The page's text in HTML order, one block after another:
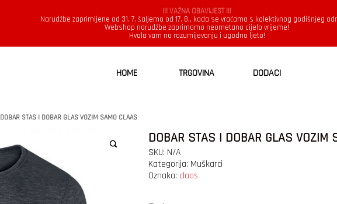
!!! VAŽNA OBAVIJEST !!!
Narudžbe zaprimljene od 31. 7. šaljemo od 17. 8., kada se vraćamo s kolektivnog godišnjeg
Webshop narudžbe zaprimamo neometano cijelo vrijeme!
Hvala vam na razumijevanju i ugodno ljeto!
HOME TRGOVINA DODACI
DOBAR STAS I DOBAR GLAS VOZIM SAMO CLAAS
DOBAR STAS I DOBAR GLAS VOZIM
SKU: N/A
Kategorija: Muškarci
Oznaka: claas